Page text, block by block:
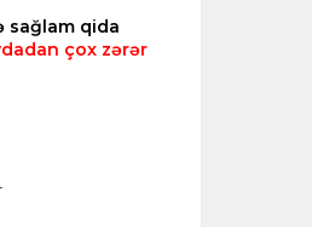
sağlam qida
çox zərər